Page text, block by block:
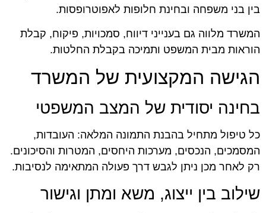
בין בני משפחה ובחינת חלופות לאפוטרופסות.
המשרד מלווה גם בענייני דיווח, סמכויות, פיקוח, קבלת
הוראות מבית המשפט ותמיכה בקבלת החלטות.
הגישה המקצועית של המשרד
בחינה יסודית של המצב המשפטי
כל טיפול מתחיל בהבנת התמונה המלאה: העובדות,
המסמכים, הנכסים, מערכות היחסים, המטרות והסיכונים.
רק לאחר מכן ניתן לגבש דרך פעולה המתאימה לנסיבות.
שילוב בין ייצוג, משא ומתן וגישור